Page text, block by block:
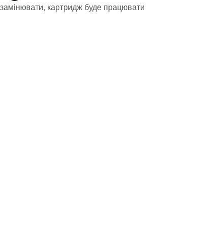
картридж буде працювати